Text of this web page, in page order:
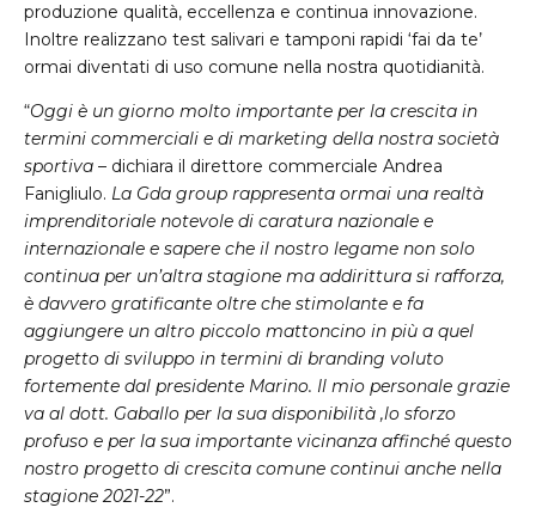
produzione qualità, eccellenza e continua innovazione.
Inoltre realizzano test salivari e tamponi rapidi ‘fai da te’
ormai diventati di uso comune nella nostra quotidianità.
“Oggi è un giorno molto importante per la crescita in
termini commerciali e di marketing della nostra società
sportiva – dichiara il direttore commerciale Andrea
Fanigliulo. La Gda group rappresenta ormai una realtà
imprenditoriale notevole di caratura nazionale e
internazionale e sapere che il nostro legame non solo
continua per un’altra stagione ma addirittura si rafforza,
è davvero gratificante oltre che stimolante e fa
aggiungere un altro piccolo mattoncino in più a quel
progetto di sviluppo in termini di branding voluto
fortemente dal presidente Marino. Il mio personale grazie
va al dott. Gaballo per la sua disponibilità ,lo sforzo
profuso e per la sua importante vicinanza affinché questo
nostro progetto di crescita comune continui anche nella
stagione 2021-22”.